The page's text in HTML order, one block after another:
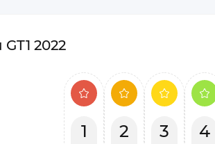
2022
1 2 3 4